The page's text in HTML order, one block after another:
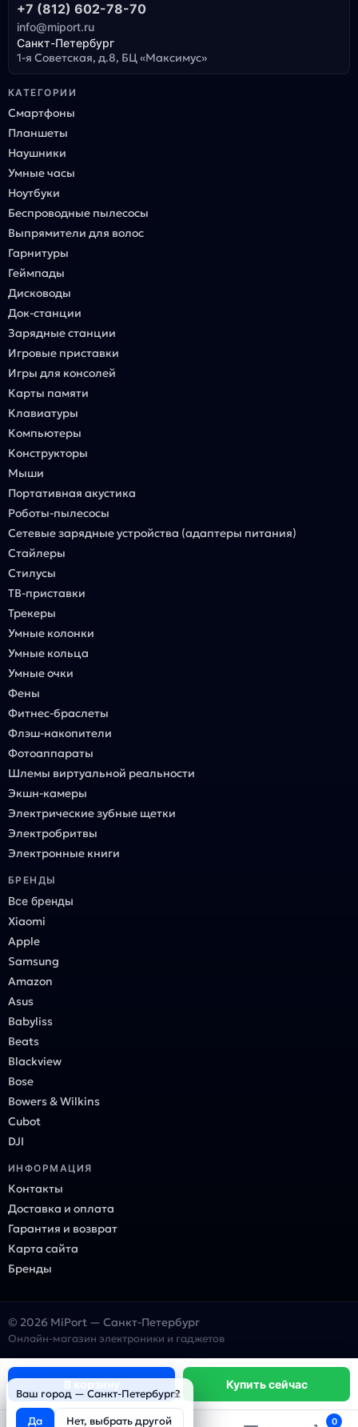
В корзину Купить сейчас
+7 (812) 602-78-70
info@miport.ru
Санкт-Петербург
1-я Советская, д.8, БЦ «Максимус»
КАТЕГОРИИ
Смартфоны
Планшеты
Наушники
Умные часы
Ноутбуки
Беспроводные пылесосы
Выпрямители для волос
Гарнитуры
Геймпады
Дисководы
Док-станции
Зарядные станции
Игровые приставки
Игры для консолей
Карты памяти
Клавиатуры
Компьютеры
Конструкторы
Мыши
Портативная акустика
Роботы-пылесосы
Сетевые зарядные устройства (адаптеры питания)
Стайлеры
Стилусы
ТВ-приставки
Трекеры
Умные колонки
Умные кольца
Умные очки
Фены
Фитнес-браслеты
Флэш-накопители
Фотоаппараты
Шлемы виртуальной реальности
Экшн-камеры
Электрические зубные щетки
Электробритвы
Электронные книги
БРЕНДЫ
Все бренды
Xiaomi
Apple
Samsung
Amazon
Asus
Babyliss
Beats
Blackview
Bose
Bowers & Wilkins
Cubot
DJI
ИНФОРМАЦИЯ
Контакты
Доставка и оплата
Гарантия и возврат
Карта сайта
Бренды
© 2026 MiPort — Санкт-Петербург
Онлайн-магазин электроники и гаджетов
0
Ваш город — Санкт-Петербург?
Да
Нет, выбрать другой
×